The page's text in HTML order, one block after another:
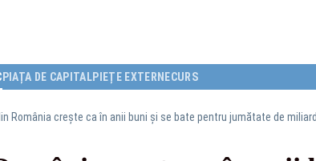
PIAȚA DE CAPITALPIEȚE EXTERNECURS
România crește ca în anii buni și se bate pentru jumătate de